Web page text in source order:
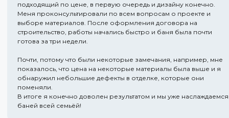
подходящий по цене, в первую очередь и дизайну конечно.
Меня проконсультировали по всем вопросам о проекте и
выборе материалов. После оформления договора на
строительство, работы начались быстро и баня была почти
готова за три недели.
Почти, потому что были некоторые замечания, например, мне
показалось, что цена на некоторые материалы была выше и я
обнаружил небольшие дефекты в отделке, которые они
поменяли.
В итоге я конечно доволен результатом и мы уже наслаждаемся
баней всей семьёй!